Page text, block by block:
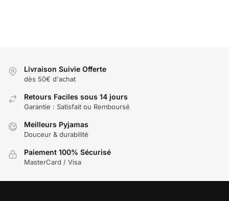
Livraison Suivie Offerte
dès 50€ d'achat
Retours Faciles sous 14 jours
Garantie : Satisfait ou Remboursé
Meilleurs Pyjamas
Douceur & durabilité
Paiement 100% Sécurisé
MasterCard / Visa